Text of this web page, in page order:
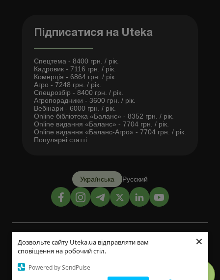
Дозвольте сайту Uteka.ua відправляти вам
сповіщення на робочий стіл.
Powered by SendPulse
×
Підписатися на Uteka
Спецтема - 8400 грн. / рік.
Кадровик - 7116 грн. / рік.
Комерція - 6864 грн. / рік.
Агро - 7248 грн. / рік.
Спецрозбір - 8400 грн. / рік.
Агропорадники - 3600 грн. / рік.
Вебінари - 6000 грн. / рік.
Online бібліотека «Баланс» - 8352 грн. / рік.
Online видання «Баланс» - 7704 грн. / рік.
Online видання «Баланс-Агро» - 7704 грн. / рік.
Популярні статті
Українська Русский
Дизайн і розробка: